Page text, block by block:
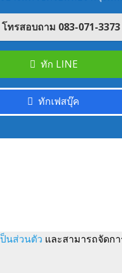
โทรสอบถาม 083-071-3373
ทัก LINE
ทักเฟสบุ๊ค
นส่วนตัว และสามารถจัดก